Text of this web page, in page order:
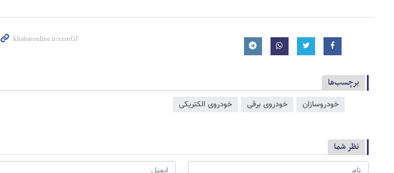
برچسب‌ها
خودروسازان خودروی برقی خودروی الکتریکی
نظر شما